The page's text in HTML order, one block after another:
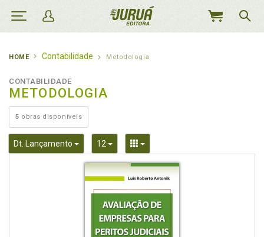
MEU
HOME Contabilidade Metodologia
CONTABILIDADE
METODOLOGIA
5 obras disponíveis
Dt. Lançamento Toggle Dropdown
12 Toggle DropdownToggle Dropdown